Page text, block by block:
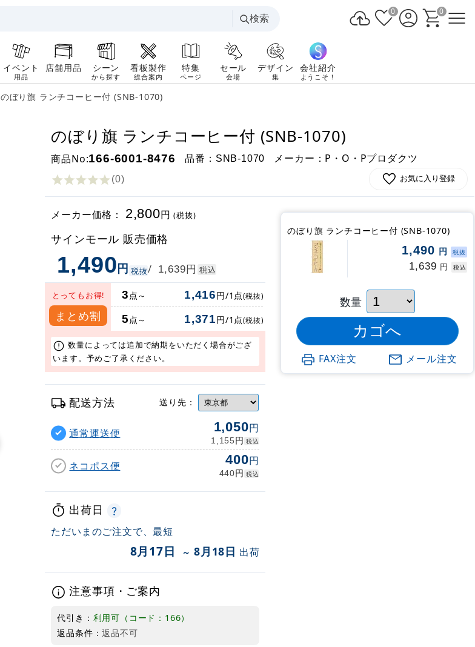
検索
0 0
イベント
用品
店舗用品 シーン
から探す
看板製作
総合案内
特集
ページ
セール
会場
デザイン
集
会社紹介
ようこそ！
のぼり旗 ランチコーヒー付 (SNB-1070)
のぼり旗 ランチコーヒー付 (SNB-1070)
商品No:166-6001-8476 品番： SNB-1070 メーカー：P・O・Pプロダクツ
(0) お気に入り登録
メーカー価格： 2,800円(税抜)
サインモール 販売価格
1,490円 税抜/ 1,639円 税込
とってもお得!
まとめ割
3点～ 1,416円/1点(税抜)
5点～ 1,371円/1点(税抜)
数量によっては追加で納期をいただく場合がござ
います。予めご了承ください。
配送方法 送り先：
通常運送便 1,050円
1,155円 税込
ネコポス便 400円
440円 税込
出荷日
ただいまのご注文で、最短
8月17日 ～ 8月18日 出荷
注意事項・ご案内
代引き： 利用可（コード：166）
返品条件：返品不可
のぼり旗 ランチコーヒー付 (SNB-1070)
1,490 円 税抜
1,639 円 税込
数量
FAX注文 メール注文